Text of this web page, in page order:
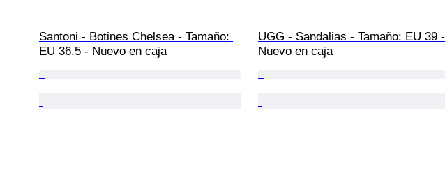
Santoni - Botines Chelsea - Tamaño:
EU 36.5 - Nuevo en caja
UGG - Sandalias - Tamaño: EU 39 -
Nuevo en caja